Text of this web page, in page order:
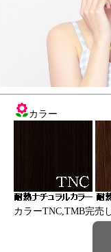
カラー
カラーTNC,TMB完売